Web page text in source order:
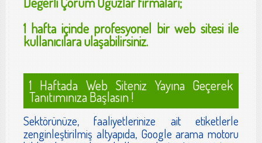
1 hafta içinde profesyonel bir web sitesi ile
kullanıcılara ulaşabilirsiniz.
1 Haftada Web Siteniz Yayına Geçerek
Tanıtımınıza Başlasın !
Sektörünüze, faaliyetlerinize ait etiketlerle
zenginleştirilmiş altyapıda, Google arama motoru